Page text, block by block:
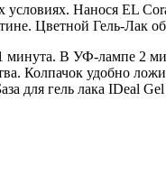
Нанося EL
Цветной Гель-
минута. В УФ-лампе 2
Колпачок удобно
для гель лака IDeal